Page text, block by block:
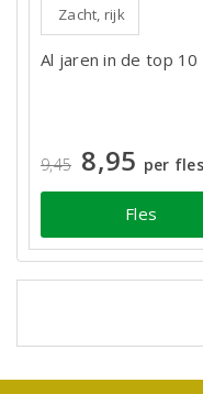
Zacht, rijk
Al jaren in de top
9,45 8,95 per fles
Fles